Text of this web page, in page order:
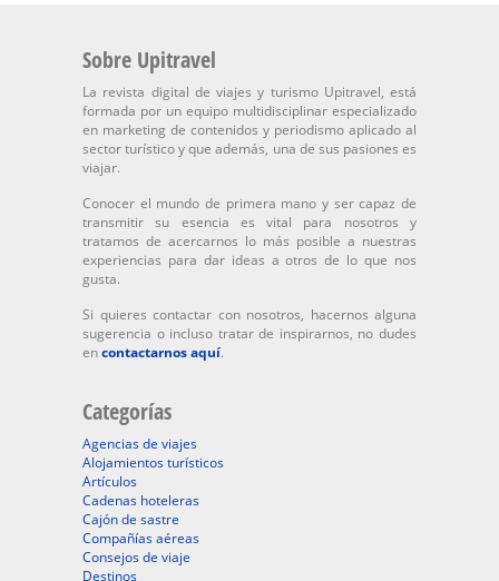
Sobre Upitravel
La revista digital de viajes y turismo Upitravel, está
formada por un equipo multidisciplinar especializado
en marketing de contenidos y periodismo aplicado al
sector turístico y que además, una de sus pasiones es
viajar.
Conocer el mundo de primera mano y ser capaz de
transmitir su esencia es vital para nosotros y
tratamos de acercarnos lo más posible a nuestras
experiencias para dar ideas a otros de lo que nos
gusta.
Si quieres contactar con nosotros, hacernos alguna
sugerencia o incluso tratar de inspirarnos, no dudes
encontactarnos aquí.
Categorías
Agencias de viajes
Alojamientos turísticos
Artículos
Cadenas hoteleras
Cajón de sastre
Compañías aéreas
Consejos de viaje
Destinos